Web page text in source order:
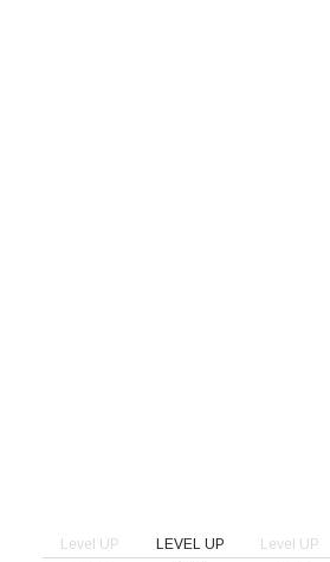
Level UP
LEVEL UP
Level UP